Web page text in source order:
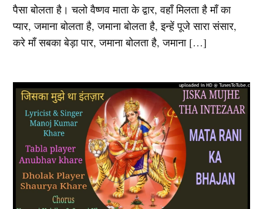
पैसा बोलता है। चलो वैष्णव माता के द्वार, वहाँ मिलता है माँ का
प्यार, जमाना बोलता है, जमाना बोलता है, इन्हें पूजे सारा संसार,
करे माँ सबका बेड़ा पार, जमाना बोलता है, जमाना […]